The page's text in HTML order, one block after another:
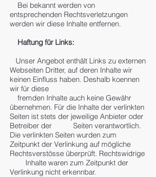
Bei bekannt werden von
entsprechenden Rechtsverletzungen
werden wir diese Inhalte entfernen.
Haftung für Links:
Unser Angebot enthält Links zu externen
Webseiten Dritter, auf deren Inhalte wir
keinen Einfluss haben. Deshalb koennen
wir für diese
fremden Inhalte auch keine Gewähr
übernehmen. Für die Inhalte der verlinkten
Seiten ist stets der jeweilige Anbieter oder
Betreiber der Seiten verantwortlich.
Die verlinkten Seiten wurden zum
Zeitpunkt der Verlinkung auf mögliche
Rechtsverstösse überprüft. Rechtswidrige
Inhalte waren zum Zeitpunkt der
Verlinkung nicht erkennbar.